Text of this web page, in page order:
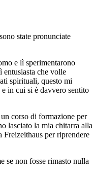
state pronunciate
e lì sperimentarono
entusiasta che volle
spirituali, questo mi
in cui si è davvero sentito
corso di formazione per
lasciato la mia chitarra alla
Freizeithaus per riprendere
se non fosse rimasto nulla